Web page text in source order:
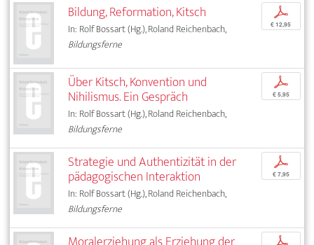
Bildung, Reformation, Kitsch
In: Rolf Bossart (Hg.), Roland Reichenbach,
Bildungsferne
p
€ 12,95
Über Kitsch, Konvention und
Nihilismus. Ein Gespräch
In: Rolf Bossart (Hg.), Roland Reichenbach,
Bildungsferne
p
€ 5,95
Strategie und Authentizität in der
pädagogischen Interaktion
In: Rolf Bossart (Hg.), Roland Reichenbach,
Bildungsferne
p
€ 7,95
p